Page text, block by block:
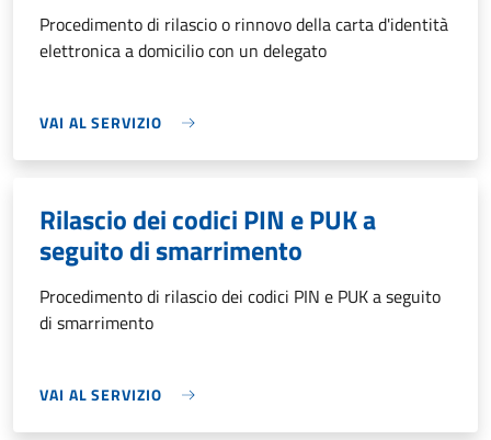
Procedimento di rilascio o rinnovo della carta d'identità
elettronica a domicilio con un delegato
VAI AL SERVIZIO
Rilascio dei codici PIN e PUK a
seguito di smarrimento
Procedimento di rilascio dei codici PIN e PUK a seguito
di smarrimento
VAI AL SERVIZIO